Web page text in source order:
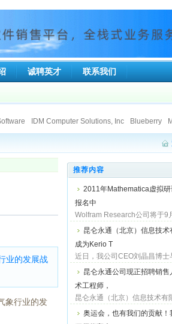
诚聘英才 联系我们
IDM Computer Solutions, Inc Blueberry
Inc. ElcomSoft Co.Ltd.
Ionworx Technology
(3Ci)
Gnostice Information Technologies
Qbik New Zealand Limited
业的发展战
象行业的发
推荐内容
2011年Mathematica虚拟研
报名中
Wolfram Research公司将于9
午举行2011Mathematica在线
会中将教您Mathematica的使
您将资料转为漂亮的视觉化图
程序，活动完全免费，欢迎注
昆仑永通（北京）信息技术
成为Kerio T
近日，我公司CEO刘晶昌博士
Technologies, Inc.亚太区总经
Vickram先生共同签署协议，
下的通用软件事业部
(http://www.softwarechn.com)
昆仑永通公司现正招聘销售
术工程师，
昆仑永通（北京）信息技术有
一家集产品分销、科技开发、
技术支持于一体的高新科技信
奥运会，也有我们的贡献！